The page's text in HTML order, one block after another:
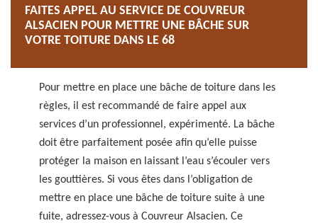
FAITES APPEL AU SERVICE DE COUVREUR
ALSACIEN POUR METTRE UNE BÂCHE SUR
VOTRE TOITURE DANS LE 68
Pour mettre en place une bâche de toiture dans les
règles, il est recommandé de faire appel aux
services d’un professionnel, expérimenté. La bâche
doit être parfaitement posée afin qu’elle puisse
protéger la maison en laissant l’eau s’écouler vers
les gouttières. Si vous êtes dans l’obligation de
mettre en place une bâche de toiture suite à une
fuite, adressez-vous à Couvreur Alsacien. Ce